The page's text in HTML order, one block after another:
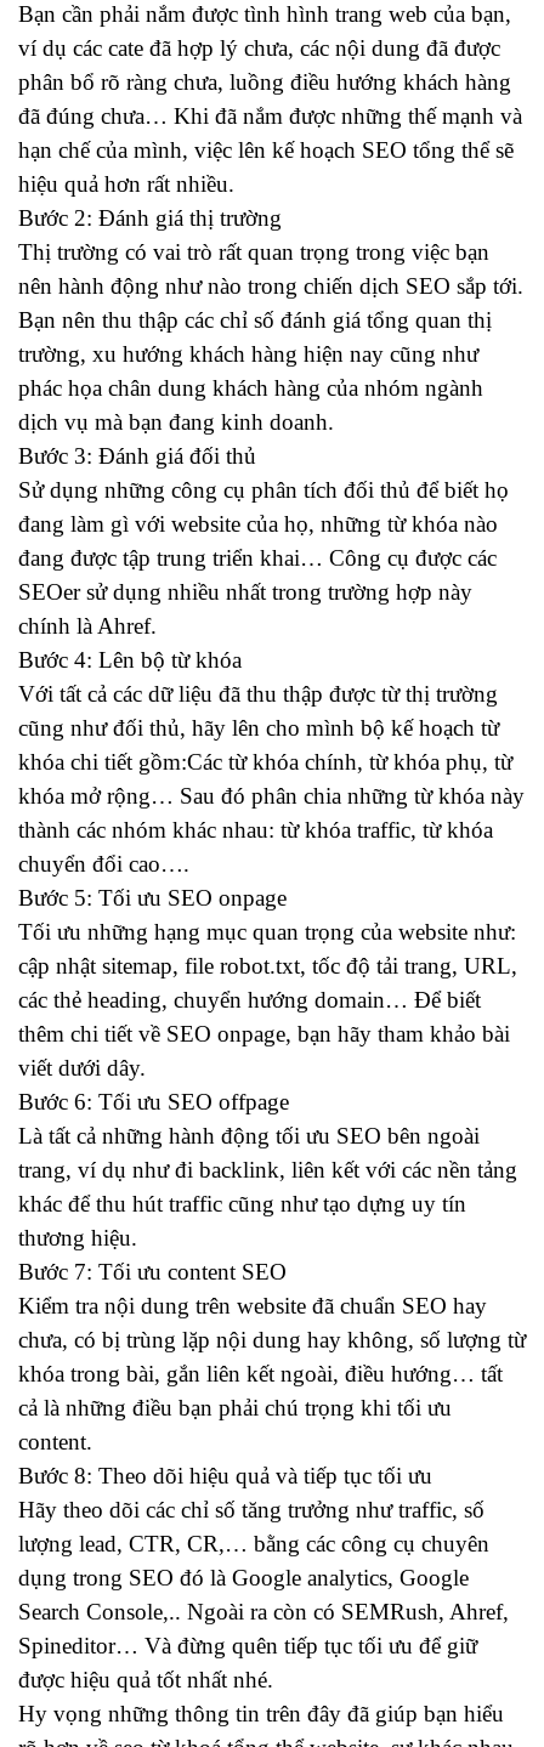
Bạn cần phải nắm được tình hình trang web của bạn,
ví dụ các cate đã hợp lý chưa, các nội dung đã được
phân bổ rõ ràng chưa, luồng điều hướng khách hàng
đã đúng chưa… Khi đã nắm được những thế mạnh và
hạn chế của mình, việc lên kế hoạch SEO tổng thể sẽ
hiệu quả hơn rất nhiều.
Bước 2: Đánh giá thị trường
Thị trường có vai trò rất quan trọng trong việc bạn
nên hành động như nào trong chiến dịch SEO sắp tới.
Bạn nên thu thập các chỉ số đánh giá tổng quan thị
trường, xu hướng khách hàng hiện nay cũng như
phác họa chân dung khách hàng của nhóm ngành
dịch vụ mà bạn đang kinh doanh.
Bước 3: Đánh giá đối thủ
Sử dụng những công cụ phân tích đối thủ để biết họ
đang làm gì với website của họ, những từ khóa nào
đang được tập trung triển khai… Công cụ được các
SEOer sử dụng nhiều nhất trong trường hợp này
chính là Ahref.
Bước 4: Lên bộ từ khóa
Với tất cả các dữ liệu đã thu thập được từ thị trường
cũng như đối thủ, hãy lên cho mình bộ kế hoạch từ
khóa chi tiết gồm:Các từ khóa chính, từ khóa phụ, từ
khóa mở rộng… Sau đó phân chia những từ khóa này
thành các nhóm khác nhau: từ khóa traffic, từ khóa
chuyển đổi cao….
Bước 5: Tối ưu SEO onpage
Tối ưu những hạng mục quan trọng của website như:
cập nhật sitemap, file robot.txt, tốc độ tải trang, URL,
các thẻ heading, chuyển hướng domain… Để biết
thêm chi tiết về SEO onpage, bạn hãy tham khảo bài
viết dưới dây.
Bước 6: Tối ưu SEO offpage
Là tất cả những hành động tối ưu SEO bên ngoài
trang, ví dụ như đi backlink, liên kết với các nền tảng
khác để thu hút traffic cũng như tạo dựng uy tín
thương hiệu.
Bước 7: Tối ưu content SEO
Kiểm tra nội dung trên website đã chuẩn SEO hay
chưa, có bị trùng lặp nội dung hay không, số lượng từ
khóa trong bài, gắn liên kết ngoài, điều hướng… tất
cả là những điều bạn phải chú trọng khi tối ưu
content.
Bước 8: Theo dõi hiệu quả và tiếp tục tối ưu
Hãy theo dõi các chỉ số tăng trưởng như traffic, số
lượng lead, CTR, CR,… bằng các công cụ chuyên
dụng trong SEO đó là Google analytics, Google
Search Console,.. Ngoài ra còn có SEMRush, Ahref,
Spineditor… Và đừng quên tiếp tục tối ưu để giữ
được hiệu quả tốt nhất nhé.
Hy vọng những thông tin trên đây đã giúp bạn hiểu